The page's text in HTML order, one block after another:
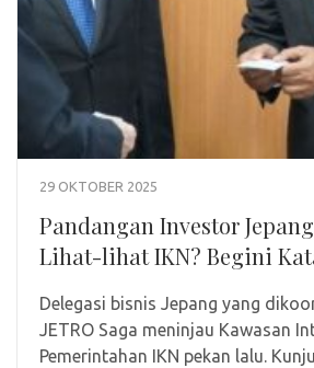
29 OKTOBER 2025
Pandangan Investor
Lihat-lihat IKN? Begini
Delegasi bisnis Jepang yang
JETRO Saga meninjau Kawasan
Pemerintahan IKN pekan lalu.